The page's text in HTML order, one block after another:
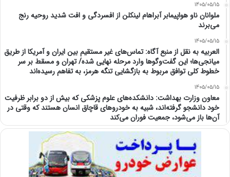
1405/05/15
ملوانان ناو هواپیمابر آبراهام لینکلن از افسردگی و افت شدید روحیه رنج
می‌برند
1405/05/15
العربیه به نقل از منبع آگاه: تماس‌های غیر مستقیم بین ایران و آمریکا از طریق
میانجی‌ها؛ این گفت‌و‌گو‌ها وارد مرحله نهایی شده/ تهران و مسقط بر سر
خطوط کلی توافق مربوط به بازگشایی تنگه هرمز، به تفاهم رسیده‌اند
1405/05/15
معاون وزارت بهداشت: دانشکده‌های علوم پزشکی که بیش از دو برابر ظرفیت
خود دانشجو گرفته‌اند، شبیه به خودرو‌های قاچاق انسان هستند که وقتی در
آن‌ها باز می‌شود، جمعیت فوران می‌کند